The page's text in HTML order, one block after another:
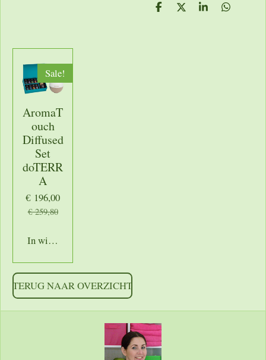
D
D
S
D
Sale!
AromaT
ouch
Diffused
Set
doTERR
A
€ 196,00
€ 259,80
In winkelwagen
TERUG NAAR OVERZICHT